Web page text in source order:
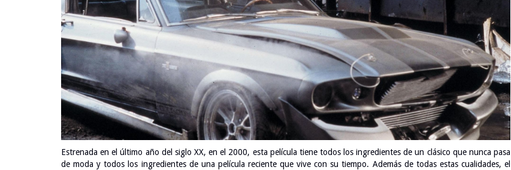
Estrenada en el último año del siglo XX, en el 2000, esta película tiene todos los ingredientes de un clásico que nunca pasa
de moda y todos los ingredientes de una película reciente que vive con su tiempo. Además de todas estas cualidades, el